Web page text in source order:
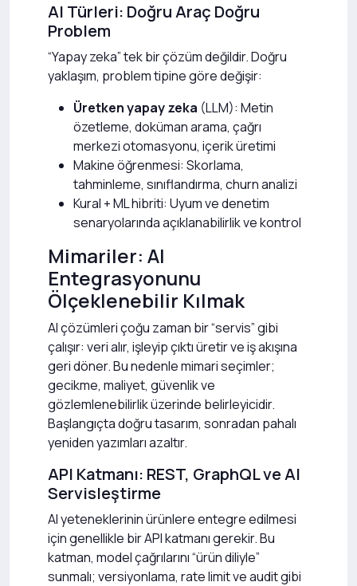
AI Türleri: Doğru Araç Doğru
Problem
“Yapay zeka” tek bir çözüm değildir. Doğru
yaklaşım, problem tipine göre değişir:
Üretken yapay zeka (LLM): Metin
özetleme, doküman arama, çağrı
merkezi otomasyonu, içerik üretimi
Makine öğrenmesi: Skorlama,
tahminleme, sınıflandırma, churn analizi
Kural + ML hibriti: Uyum ve denetim
senaryolarında açıklanabilirlik ve kontrol
Mimariler: AI
Entegrasyonunu
Ölçeklenebilir Kılmak
AI çözümleri çoğu zaman bir “servis” gibi
çalışır: veri alır, işleyip çıktı üretir ve iş akışına
geri döner. Bu nedenle mimari seçimler;
gecikme, maliyet, güvenlik ve
gözlemlenebilirlik üzerinde belirleyicidir.
Başlangıçta doğru tasarım, sonradan pahalı
yeniden yazımları azaltır.
API Katmanı: REST, GraphQL ve AI
Servisleştirme
AI yeteneklerinin ürünlere entegre edilmesi
için genellikle bir API katmanı gerekir. Bu
katman, model çağrılarını “ürün diliyle”
sunmalı; versiyonlama, rate limit ve audit gibi